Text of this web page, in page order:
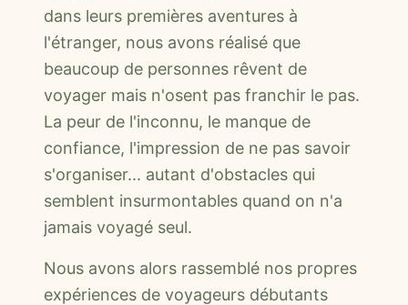
dans leurs premières aventures à
l'étranger, nous avons réalisé que
beaucoup de personnes rêvent de
voyager mais n'osent pas franchir le pas.
La peur de l'inconnu, le manque de
confiance, l'impression de ne pas savoir
s'organiser... autant d'obstacles qui
semblent insurmontables quand on n'a
jamais voyagé seul.
Nous avons alors rassemblé nos propres
expériences de voyageurs débutants